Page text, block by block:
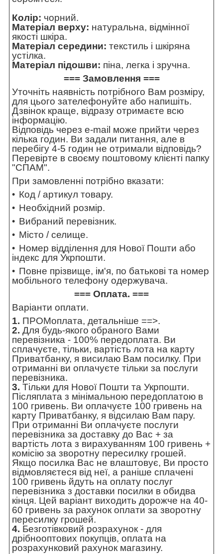
Колір: чорний.
Матеріал верху: натуральна, відмінної
якості шкіра.
Матеріал середини: текстиль і шкіряна
устілка.
Матеріал підошви: піна, легка і зручна.
=== Замовлення ===
Уточніть наявність потрібного Вам розміру,
для цього зателефонуйте або напишіть.
Дзвінок краще, відразу отримаєте всю
інформацію.
Відповідь через e-mail може прийти через
кілька годин. Ви задали питання, але в
перебігу 4-5 годин не отримали відповідь?
Перевірте в своєму поштовому клієнті папку
"СПАМ".
При замовленні потрібно вказати:
Код / артикул товару.
Необхідний розмір.
Вибраний перевізник.
Місто / селище.
Номер відділення для Нової Пошти або
індекс для Укрпошти.
Повне прізвище, ім'я, по батькові та номер
мобільного телефону одержувача.
=== Оплата. ===
Варіанти оплати.
1. ПРОМоплата, детальніше ==>.
2. Для будь-якого обраного Вами
перевізника - 100% передоплата. Ви
сплачуєте, тільки, вартість лота на карту
Приватбанку, я висилаю Вам посилку. При
отриманні ви оплачуєте тільки за послуги
перевізника.
3. Тільки для Нової Пошти та Укрпошти.
Післяплата з мінімальною передоплатою в
100 гривень. Ви оплачуєте 100 гривень на
карту Приватбанку, я відсилаю Вам пару.
При отриманні Ви оплачуєте послуги
перевізника за доставку до Вас + за
вартість лота з вирахуванням 100 гривень +
комісію за зворотну пересилку грошей.
Якщо посилка Вас не влаштовує, Ви просто
відмовляєтеся від неї, а раніше сплачені
100 гривень йдуть на оплату послуг
перевізника з доставки посилки в обидва
кінця. Цей варіант виходить дорожче на 40-
60 гривень за рахунок оплати за зворотну
пересилку грошей.
4. Безготівковий розрахунок - для
дрібнооптових покупців, оплата на
розрахунковий рахунок магазину.